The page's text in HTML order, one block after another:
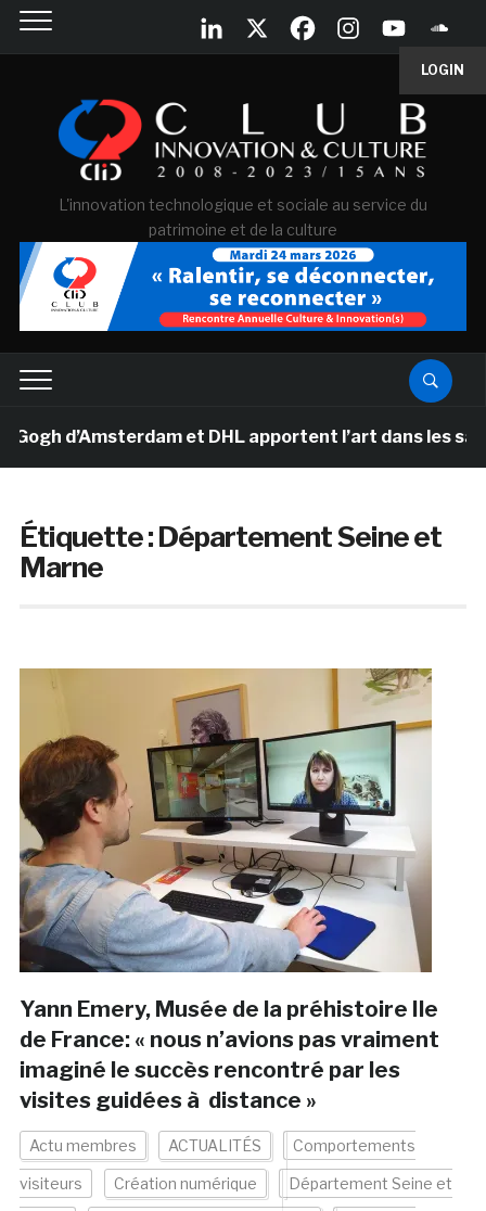
LOGIN
L'innovation technologique et sociale au service du
patrimoine et de la culture
d’Amsterdam et DHL apportent l’art dans les salles
Étiquette :Département Seine et
Marne
Yann Emery, Musée de la préhistoire Ile
de France: « nous n’avions pas vraiment
imaginé le succès rencontré par les
visites guidées à distance »
Actu membres ACTUALITÉS Comportements
visiteurs Création numérique Département Seine et